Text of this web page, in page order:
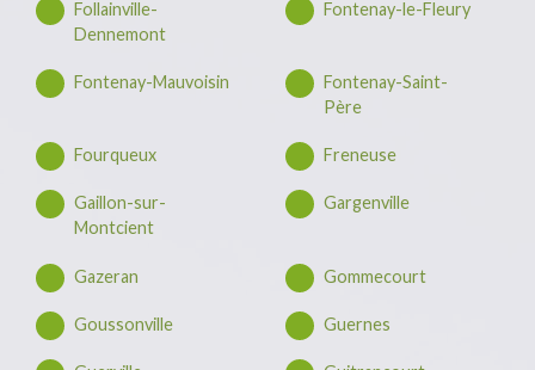
Follainville-
Dennemont
Fontenay-le-Fleury
Fontenay-Mauvoisin
Fontenay-Saint-
Père
Fourqueux Freneuse
Gaillon-sur-
Montcient
Gargenville
Gazeran Gommecourt
Goussonville Guernes